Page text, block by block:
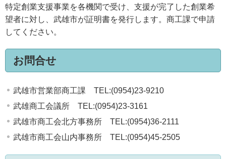
特定創業支援事業を各機関で受け、支援が完了した創業希
望者に対し、武雄市が証明書を発行します。商工課で申請
してください。
お問合せ
武雄市営業部商工課 TEL:(0954)23-9210
武雄商工会議所 TEL:(0954)23-3161
武雄市商工会北方事務所 TEL:(0954)36-2111
武雄市商工会山内事務所 TEL:(0954)45-2505